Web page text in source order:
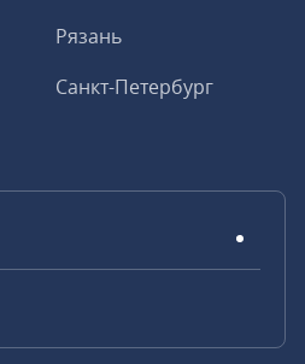
Рязань
Санкт-Петербург